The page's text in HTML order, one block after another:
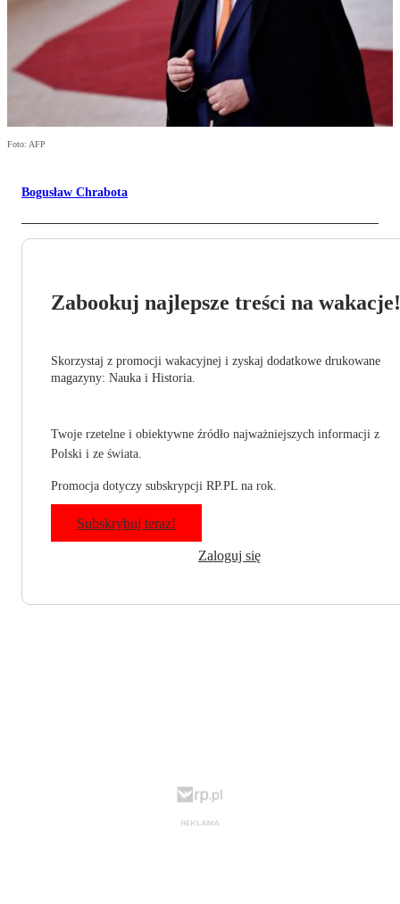
Foto: AFP
Bogusław Chrabota
Zabookuj najlepsze treści na wakacje!
Skorzystaj z promocji wakacyjnej i zyskaj dodatkowe drukowane
magazyny: Nauka i Historia.
Twoje rzetelne i obiektywne źródło najważniejszych informacji z
Polski i ze świata.
Promocja dotyczy subskrypcji RP.PL na rok.
Subskrybuj teraz!
Zaloguj się